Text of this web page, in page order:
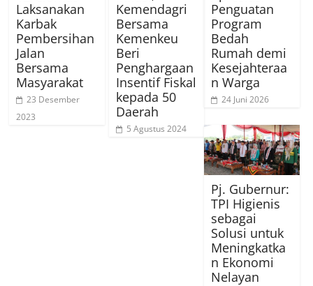
Laksanakan
Karbak
Pembersihan
Jalan
Bersama
Masyarakat
23 Desember
2023
Kemendagri
Bersama
Kemenkeu
Beri
Penghargaan
Insentif Fiskal
kepada 50
Daerah
5 Agustus 2024
Penguatan
Program
Bedah
Rumah demi
Kesejahteraa
n Warga
24 Juni 2026
Pj. Gubernur:
TPI Higienis
sebagai
Solusi untuk
Meningkatka
n Ekonomi
Nelayan